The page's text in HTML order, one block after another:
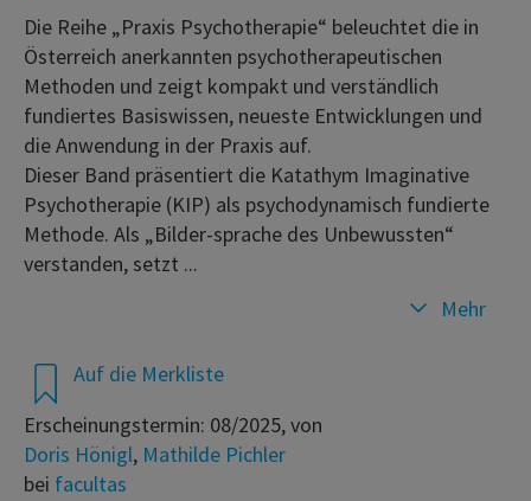
Auf die Merkliste
Erscheinungstermin: 08/2025, von
Doris Hönigl, Mathilde Pichler
bei facultas
Die Reihe „Praxis Psychotherapie“ beleuchtet die in
Österreich anerkannten psychotherapeutischen
Methoden und zeigt kompakt und verständlich
fundiertes Basiswissen, neueste Entwicklungen und
die Anwendung in der Praxis auf.
Dieser Band präsentiert die Katathym Imaginative
Psychotherapie (KIP) als psychodynamisch fundierte
Methode. Als „Bilder-sprache des Unbewussten“
verstanden, setzt ...
Mehr